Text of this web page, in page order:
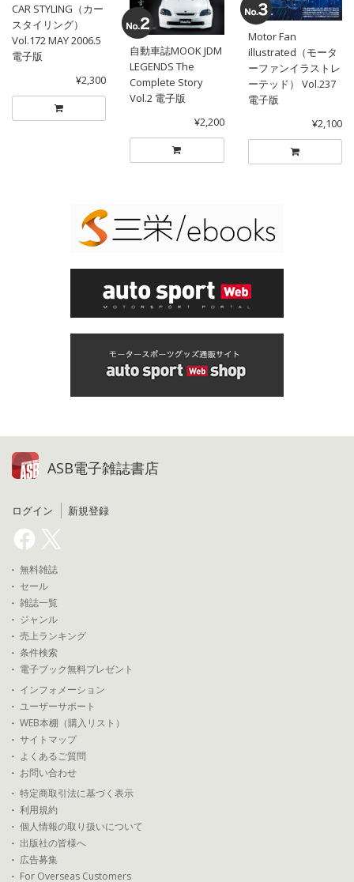
CAR STYLING（カー
スタイリング）
Vol.172 MAY 2006.5
電子版
¥2,300
自動車誌MOOK JDM
LEGENDS The
Complete Story
Vol.2 電子版
¥2,200
Motor Fan
illustrated（モータ
ーファンイラストレ
ーテッド） Vol.237
電子版
¥2,100
ASB電子雑誌書店
ログイン 新規登録
無料雑誌
セール
雑誌一覧
ジャンル
売上ランキング
条件検索
電子ブック無料プレゼント
インフォメーション
ユーザーサポート
WEB本棚（購入リスト）
サイトマップ
よくあるご質問
お問い合わせ
特定商取引法に基づく表示
利用規約
個人情報の取り扱いについて
出版社の皆様へ
広告募集
For Overseas Customers